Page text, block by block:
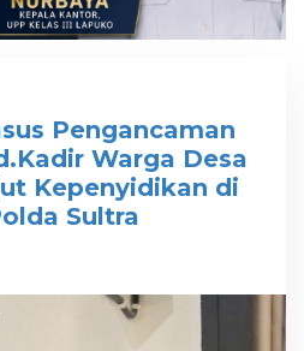
Pengancaman
Warga Desa
Kepenyidikan di
Sultra